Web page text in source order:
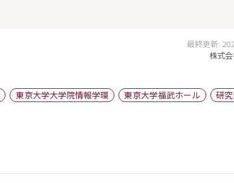
最終更新:
株式
東京大学大学院情報学環 東京大学福武ホール
研